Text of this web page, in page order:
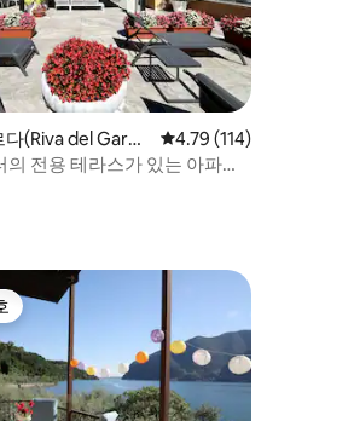
117개
다(Riva del Gard
엄
평점 4.79점(5점 만점),
4.79 (114)
전용 테라스가 있는 아파트,